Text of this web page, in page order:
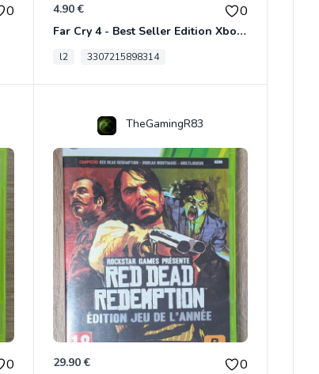
0 4.90 € 0
Far Cry 4 - Best Seller Edition Xbox 360
l2 3307215898314
0
TheGamingR83
29.90 € 0